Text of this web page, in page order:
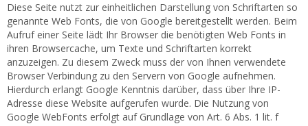
Diese Seite nutzt zur einheitlichen Darstellung von Schriftarten so
genannte Web Fonts, die von Google bereitgestellt werden. Beim
Aufruf einer Seite lädt Ihr Browser die benötigten Web Fonts in
ihren Browsercache, um Texte und Schriftarten korrekt
anzuzeigen. Zu diesem Zweck muss der von Ihnen verwendete
Browser Verbindung zu den Servern von Google aufnehmen.
Hierdurch erlangt Google Kenntnis darüber, dass über Ihre IP-
Adresse diese Website aufgerufen wurde. Die Nutzung von
Google WebFonts erfolgt auf Grundlage von Art. 6 Abs. 1 lit. f